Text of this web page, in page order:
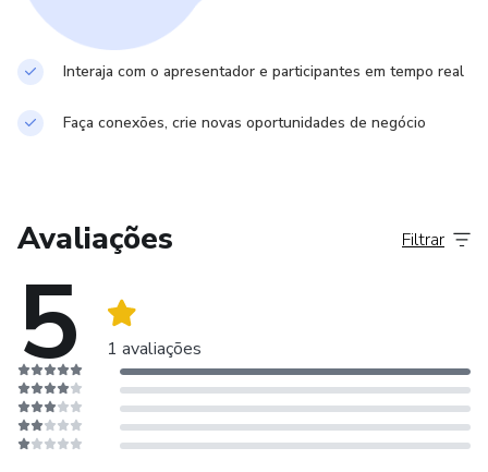
vida de seus pacientes e o avanço da
podologia&nbsp;no&nbsp;Brasil.
Interaja com o apresentador e participantes em tempo real
Faça conexões, crie novas oportunidades de negócio
Avaliações
5 1 avaliações
Filtrar